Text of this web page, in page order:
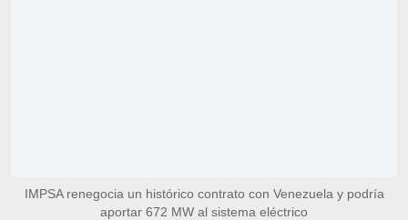
IMPSA renegocia un histórico contrato con Venezuela y podría
aportar 672 MW al sistema eléctrico